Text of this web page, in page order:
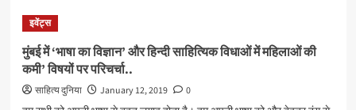
इवेंट्स
मुंबई में ‘भाषा का विज्ञान’ और हिन्दी साहित्यिक विधाओं में महिलाओं की
कमी’ विषयों पर परिचर्चा..
साहित्य दुनिया January 12, 2019
0